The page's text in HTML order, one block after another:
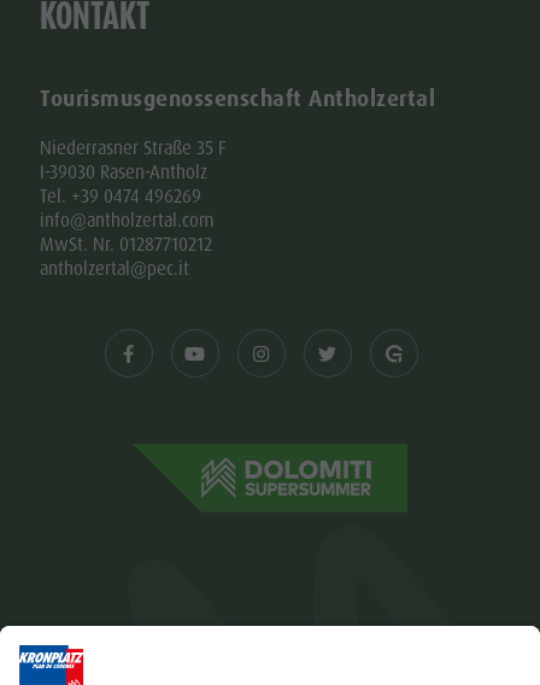
KONTAKT
Tourismusgenossenschaft Antholzertal
Niederrasner Straße 35 F
I-39030 Rasen-Antholz
Tel. +39 0474 496269
info@antholzertal.com
MwSt. Nr. 01287710212
antholzertal@pec.it